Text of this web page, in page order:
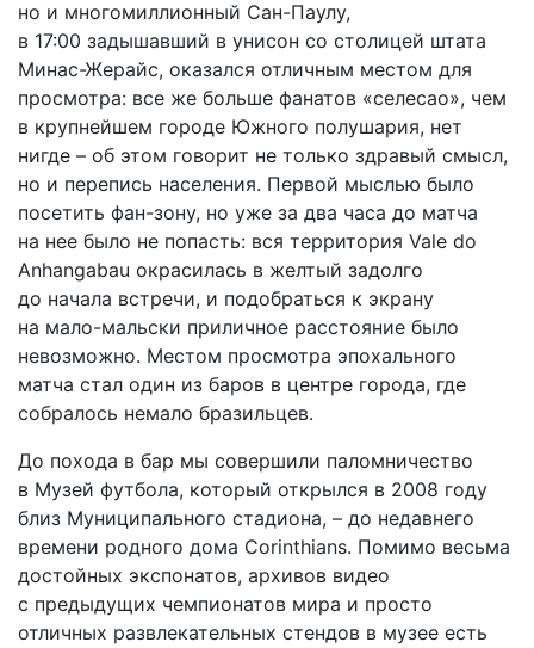
но и многомиллионный Сан-Паулу,
в 17:00 задышавший в унисон со столицей штата
Минас-Жерайс, оказался отличным местом для
просмотра: все же больше фанатов «селесао», чем
в крупнейшем городе Южного полушария, нет
нигде – об этом говорит не только здравый смысл,
но и перепись населения. Первой мыслью было
посетить фан-зону, но уже за два часа до матча
на нее было не попасть: вся территория Vale do
Anhangabau окрасилась в желтый задолго
до начала встречи, и подобраться к экрану
на мало-мальски приличное расстояние было
невозможно. Местом просмотра эпохального
матча стал один из баров в центре города, где
собралось немало бразильцев.
До похода в бар мы совершили паломничество
в Музей футбола, который открылся в 2008 году
близ Муниципального стадиона, – до недавнего
времени родного дома Corinthians. Помимо весьма
достойных экспонатов, архивов видео
с предыдущих чемпионатов мира и просто
отличных развлекательных стендов в музее есть